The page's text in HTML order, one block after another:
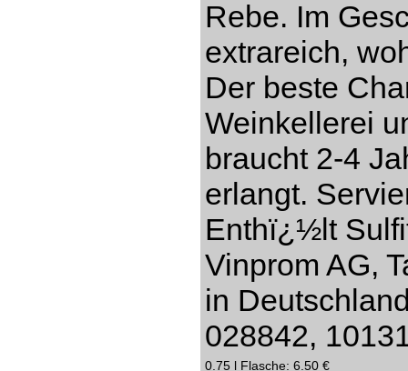
Rebe. Im
extrareich,
Der beste
Weinkellerei
braucht 2-4
erlangt.
Enthï¿½lt
Vinprom AG,
in
028842,
0.75 l Flasche: 6.50 €